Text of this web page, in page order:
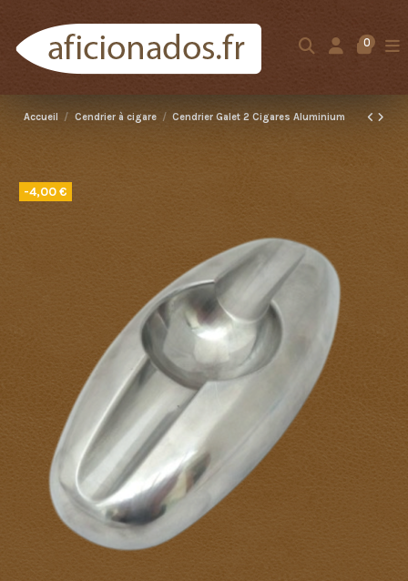
0
Accueil Cendrier à cigare Cendrier Galet 2 Cigares Aluminium
-4,00 €